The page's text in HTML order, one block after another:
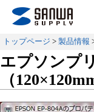
トップページ > 製品情報
エプソンプ
（